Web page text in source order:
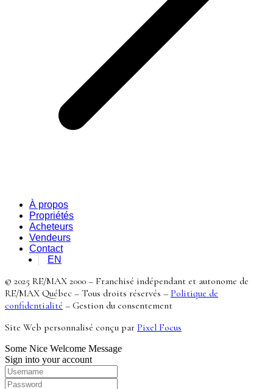
À propos
Propriétés
Acheteurs
Vendeurs
Contact
EN
© 2025 RE/MAX 2000 – Franchisé indépendant et autonome de
RE/MAX Québec – Tous droits réservés – Politique de
confidentialité – Gestion du consentement
Site Web personnalisé conçu par Pixel Focus
Some Nice Welcome Message
Sign into your account